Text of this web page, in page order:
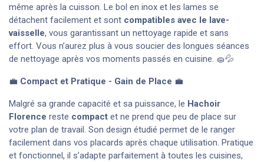
même après la cuisson. Le bol en inox et les lames se
détachent facilement et sont compatibles avec le lave-
vaisselle, vous garantissant un nettoyage rapide et sans
effort. Vous n’aurez plus à vous soucier des longues séances
de nettoyage après vos moments passés en cuisine. 🧽💦
💼 Compact et Pratique - Gain de Place 💼
Malgré sa grande capacité et sa puissance, le Hachoir
Florence reste compact et ne prend que peu de place sur
votre plan de travail. Son design étudié permet de le ranger
facilement dans vos placards après chaque utilisation. Pratique
et fonctionnel, il s’adapte parfaitement à toutes les cuisines,